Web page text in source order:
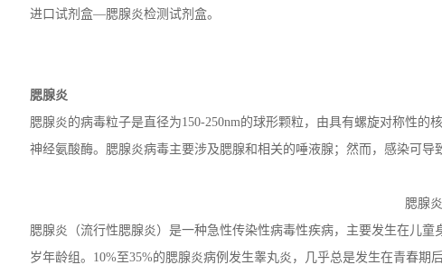
进口试剂盒—腮腺炎检测试剂盒。
腮腺炎
腮腺炎的病毒粒子是直径为150-250nm的球形颗粒，由具有螺旋对称性
神经氨酸酶。腮腺炎病毒主要涉及腮腺和相关的唾液腺；然而，感染可导
腮腺炎
腮腺炎（流行性腮腺炎）是一种急性传染性病毒性疾病，主要发生在儿
岁年龄组。10%至35%的腮腺炎病例发生睾丸炎，几乎总是发生在青春